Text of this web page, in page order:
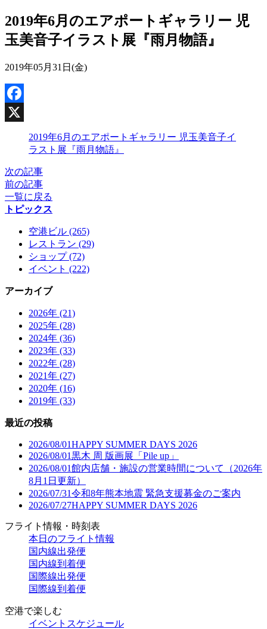
2019年6月のエアポートギャラリー 児
玉美音子イラスト展『雨月物語』
2019年05月31日(金)
Facebook
2019年6月のエアポートギャラリー 児玉美音子イ
ラスト展『雨月物語』
次の記事
前の記事
一覧に戻る
トピックス
空港ビル (265)
レストラン (29)
ショップ (72)
イベント (222)
アーカイブ
2026年 (21)
2025年 (28)
2024年 (36)
2023年 (33)
2022年 (28)
2021年 (27)
2020年 (16)
2019年 (33)
最近の投稿
2026/08/01HAPPY SUMMER DAYS 2026
2026/08/01黒木 周 版画展「Pile up」
2026/08/01館内店舗・施設の営業時間について（2026年
8月1日更新）
2026/07/31令和8年熊本地震 緊急支援募金のご案内
2026/07/27HAPPY SUMMER DAYS 2026
フライト情報・時刻表
本日のフライト情報
国内線出発便
国内線到着便
国際線出発便
国際線到着便
空港で楽しむ
イベントスケジュール